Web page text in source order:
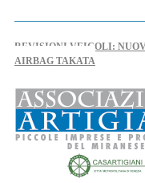
REVISIONI VEICOLI:
AIRBAG TAKATA
AL VIA IL TAVOLO
NUOVO DPCM